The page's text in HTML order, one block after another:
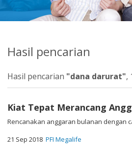
Hasil pencarian
Hasil pencarian "dana darurat",
Kiat Tepat Merancang
Rencanakan anggaran bulanan dengan
21 Sep 2018 PFI Megalife